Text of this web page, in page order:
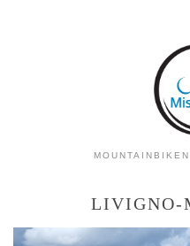
LIVIGNO-